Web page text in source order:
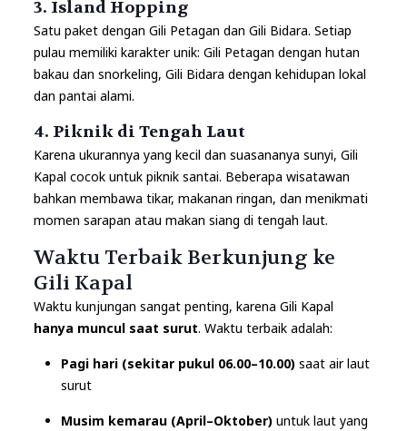
3. Island Hopping
Satu paket dengan Gili Petagan dan Gili Bidara. Setiap
pulau memiliki karakter unik: Gili Petagan dengan hutan
bakau dan snorkeling, Gili Bidara dengan kehidupan lokal
dan pantai alami.
4. Piknik di Tengah Laut
Karena ukurannya yang kecil dan suasananya sunyi, Gili
Kapal cocok untuk piknik santai. Beberapa wisatawan
bahkan membawa tikar, makanan ringan, dan menikmati
momen sarapan atau makan siang di tengah laut.
Waktu Terbaik Berkunjung ke
Gili Kapal
Waktu kunjungan sangat penting, karena Gili Kapal
hanya muncul saat surut. Waktu terbaik adalah:
Pagi hari (sekitar pukul 06.00–10.00)saat air laut
surut
Musim kemarau (April–Oktober)untuk laut yang